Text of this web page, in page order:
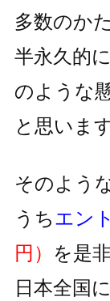
多数のか
半永久的
のような
と思います
そのよう
うちエン
円） を是
日本全国